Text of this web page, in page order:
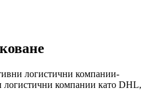
логистични компании-
компании като DHL,